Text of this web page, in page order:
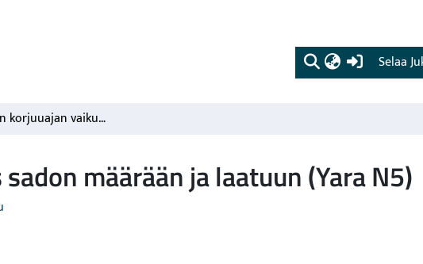
(current)
Selaa
Säilörehun korjuuajan vaikutus sadon määrään ja laatuun (Yara N5)
määrään ja laatuun (Yara N5)